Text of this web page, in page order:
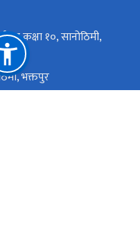
कक्षा १०, सानोठिमी,
भक्तपुर